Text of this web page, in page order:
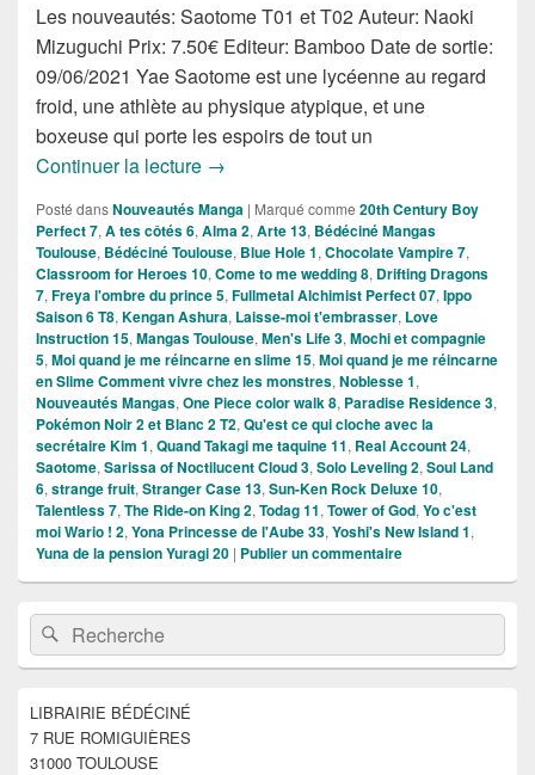
Les nouveautés: Saotome T01 et T02 Auteur: Naoki
Mizuguchi Prix: 7.50€ Editeur: Bamboo Date de sortie:
09/06/2021 Yae Saotome est une lycéenne au regard
froid, une athlète au physique atypique, et une
boxeuse qui porte les espoirs de tout un
Continuer la lecture Nouveautés Mangas de la semaine
→
Posté dansNouveautés Manga | Marqué comme 20th Century Boy
Perfect 7, A tes côtés 6, Alma 2, Arte 13, Bédéciné Mangas
Toulouse, Bédéciné Toulouse, Blue Hole 1, Chocolate Vampire 7,
Classroom for Heroes 10, Come to me wedding 8, Drifting Dragons
7, Freya l'ombre du prince 5, Fullmetal Alchimist Perfect 07, Ippo
Saison 6 T8, Kengan Ashura, Laisse-moi t'embrasser, Love
Instruction 15, Mangas Toulouse, Men's Life 3, Mochi et compagnie
5, Moi quand je me réincarne en slime 15, Moi quand je me réincarne
en Slime Comment vivre chez les monstres, Noblesse 1,
Nouveautés Mangas, One Piece color walk 8, Paradise Residence 3,
Pokémon Noir 2 et Blanc 2 T2, Qu'est ce qui cloche avec la
secrétaire Kim 1, Quand Takagi me taquine 11, Real Account 24,
Saotome, Sarissa of Noctilucent Cloud 3, Solo Leveling 2, Soul Land
6, strange fruit, Stranger Case 13, Sun-Ken Rock Deluxe 10,
Talentless 7, The Ride-on King 2, Todag 11, Tower of God, Yo c'est
moi Wario ! 2, Yona Princesse de l'Aube 33, Yoshi's New Island 1,
Yuna de la pension Yuragi 20 | Publier un commentaire
Zone
principale
de
widget
barre
latérale
Recherche :Rechercher
LIBRAIRIE BÉDÉCINÉ
7 RUE ROMIGUIÈRES
31000 TOULOUSE